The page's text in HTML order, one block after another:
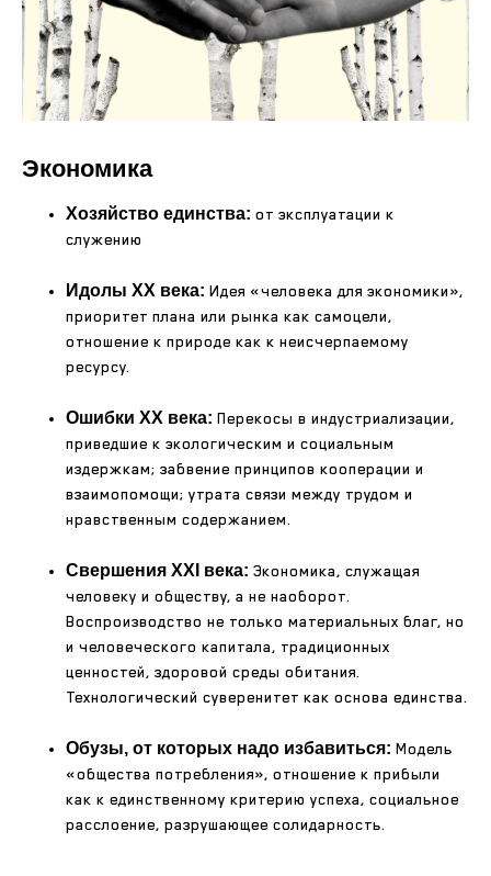
Экономика
Хозяйство единства: от эксплуатации к
служению
Идолы XX века: Идея «человека для экономики»,
приоритет плана или рынка как самоцели,
отношение к природе как к неисчерпаемому
ресурсу.
Ошибки XX века: Перекосы в индустриализации,
приведшие к экологическим и социальным
издержкам; забвение принципов кооперации и
взаимопомощи; утрата связи между трудом и
нравственным содержанием.
Свершения XXI века: Экономика, служащая
человеку и обществу, а не наоборот.
Воспроизводство не только материальных благ, но
и человеческого капитала, традиционных
ценностей, здоровой среды обитания.
Технологический суверенитет как основа единства.
Обузы, от которых надо избавиться: Модель
«общества потребления», отношение к прибыли
как к единственному критерию успеха, социальное
расслоение, разрушающее солидарность.